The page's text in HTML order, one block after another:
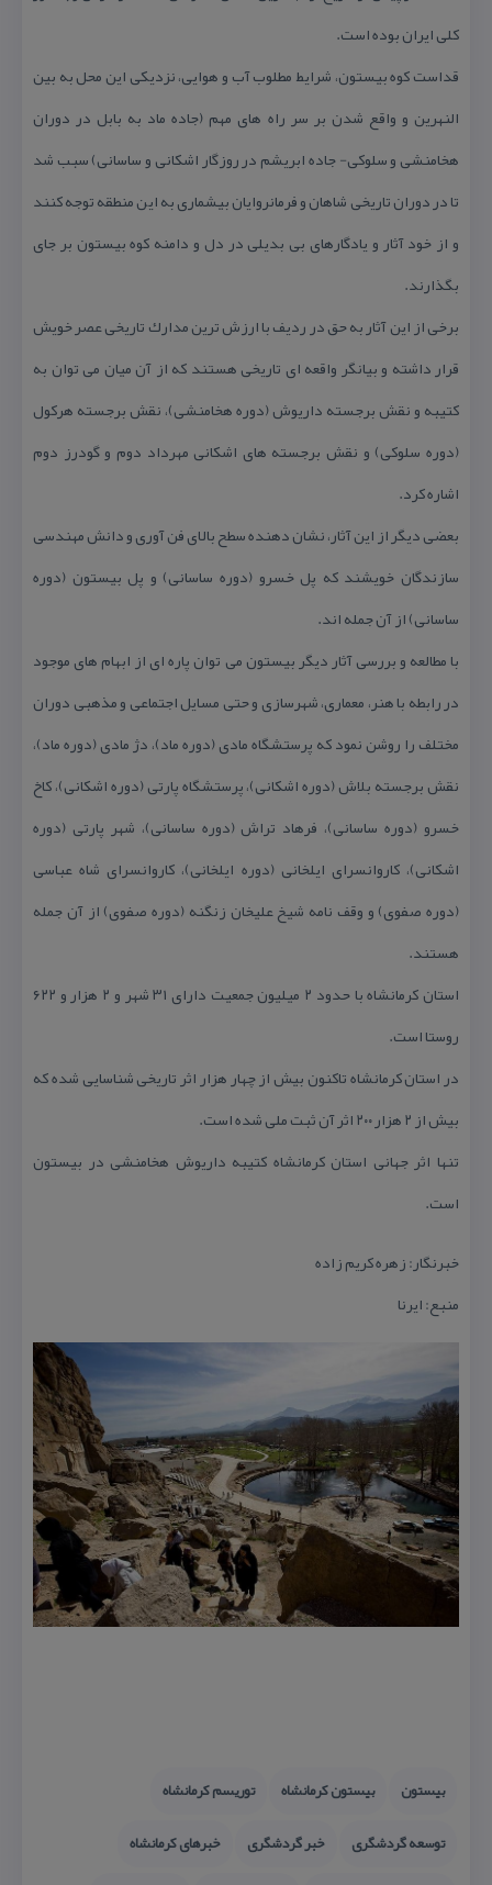
كلی ایران بوده است.
قداست كوه بیستون، شرایط مطلوب آب و هوایی، نزدیكی این محل به بین
النهرین و واقع شدن بر سر راه های مهم (جاده ماد به بابل در دوران
هخامنشی و سلوكی- جاده ابریشم در روزگار اشكانی و ساسانی) سبب شد
تا در دوران تاریخی شاهان و فرمانروایان بیشماری به این منطقه توجه كنند
و از خود آثار و یادگارهای بی بدیلی در دل و دامنه كوه بیستون بر جای
بگذارند.
برخی از این آثار به حق در ردیف با ارزش ترین مدارك تاریخی عصر خویش
قرار داشته و بیانگر واقعه ای تاریخی هستند كه از آن میان می توان به
كتیبه و نقش برجسته داریوش (دوره هخامنشی)، نقش برجسته هركول
(دوره سلوكی) و نقش برجسته های اشكانی مهرداد دوم و گودرز دوم
اشاره كرد.
بعضی دیگر از این آثار، نشان دهنده سطح بالای فن آوری و دانش مهندسی
سازندگان خویشند كه پل خسرو (دوره ساسانی) و پل بیستون (دوره
ساسانی) از آن جمله اند.
با مطالعه و بررسی آثار دیگر بیستون می توان پاره ای از ابهام های موجود
در رابطه با هنر، معماری، شهرسازی و حتی مسایل اجتماعی و مذهبی دوران
مختلف را روشن نمود كه پرستشگاه مادی (دوره ماد)، دژ مادی (دوره ماد)،
نقش برجسته بلاش (دوره اشكانی)، پرستشگاه پارتی (دوره اشكانی)، كاخ
خسرو (دوره ساسانی)، فرهاد تراش (دوره ساسانی)، شهر پارتی (دوره
اشكانی)، كاروانسرای ایلخانی (دوره ایلخانی)، كاروانسرای شاه عباسی
(دوره صفوی) و وقف نامه شیخ علیخان زنگنه (دوره صفوی) از آن جمله
هستند.
استان كرمانشاه با حدود ۲ میلیون جمعیت دارای ۳۱ شهر و ۲ هزار و ۶۲۲
روستا است.
در استان كرمانشاه تاكنون بیش از چهار هزار اثر تاریخی شناسایی شده كه
بیش از ۲ هزار ۲۰۰ اثر آن ثبت ملی شده است.
تنها اثر جهانی استان كرمانشاه كتیبه داریوش هخامنشی در بیستون
است.
خبرنگار: زهره كریم زاده
منبع: ایرنا
بیستون بیستون كرمانشاه
توریسم كرمانشاه
توسعه گردشگری
خبر گردشگری
خبرهای كرمانشاه